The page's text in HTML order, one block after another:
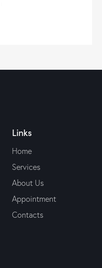
Links
Home
Services
About Us
Appointment
Contacts